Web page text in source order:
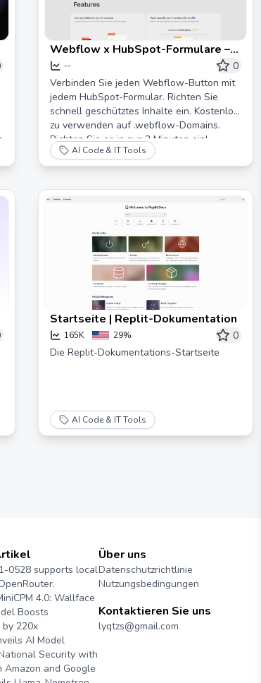
Webflow x HubSpot-Formulare –
Hubform
--
0
Verbinden Sie jeden Webflow-Button mit
jedem HubSpot-Formular. Richten Sie
schnell geschütztes Inhalte ein. Kostenlos
zu verwenden auf .webflow-Domains.
Richten Sie es in nur 2 Minuten ein!
AI Code & IT Tools
Startseite | Replit-Dokumentation
165K 29%
0
Die Replit-Dokumentations-Startseite
AI Code & IT Tools
0528 supports local
4.0: Wallface
Boosts
by 220x
AI Model
Security with
Amazon and Google
Über uns
Datenschutzrichtlinie
Nutzungsbedingungen
Kontaktieren Sie uns
lyqtzs@gmail.com